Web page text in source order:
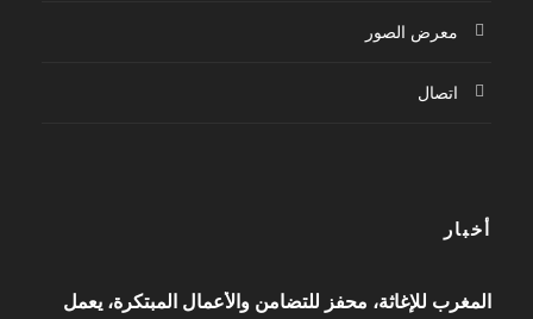
معرض الصور
اتصال
أخبار
المغرب للإغاثة، محفز للتضامن والأعمال المبتكرة، يعمل